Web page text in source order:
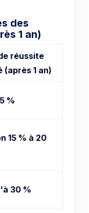
des
1 an)
réussite
(après 1 an)
%
15 % à 20
30 %